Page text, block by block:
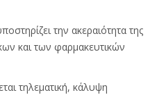
την ακεραιότητα της
και των φαρμακευτικών
τηλεματική, κάλυψη